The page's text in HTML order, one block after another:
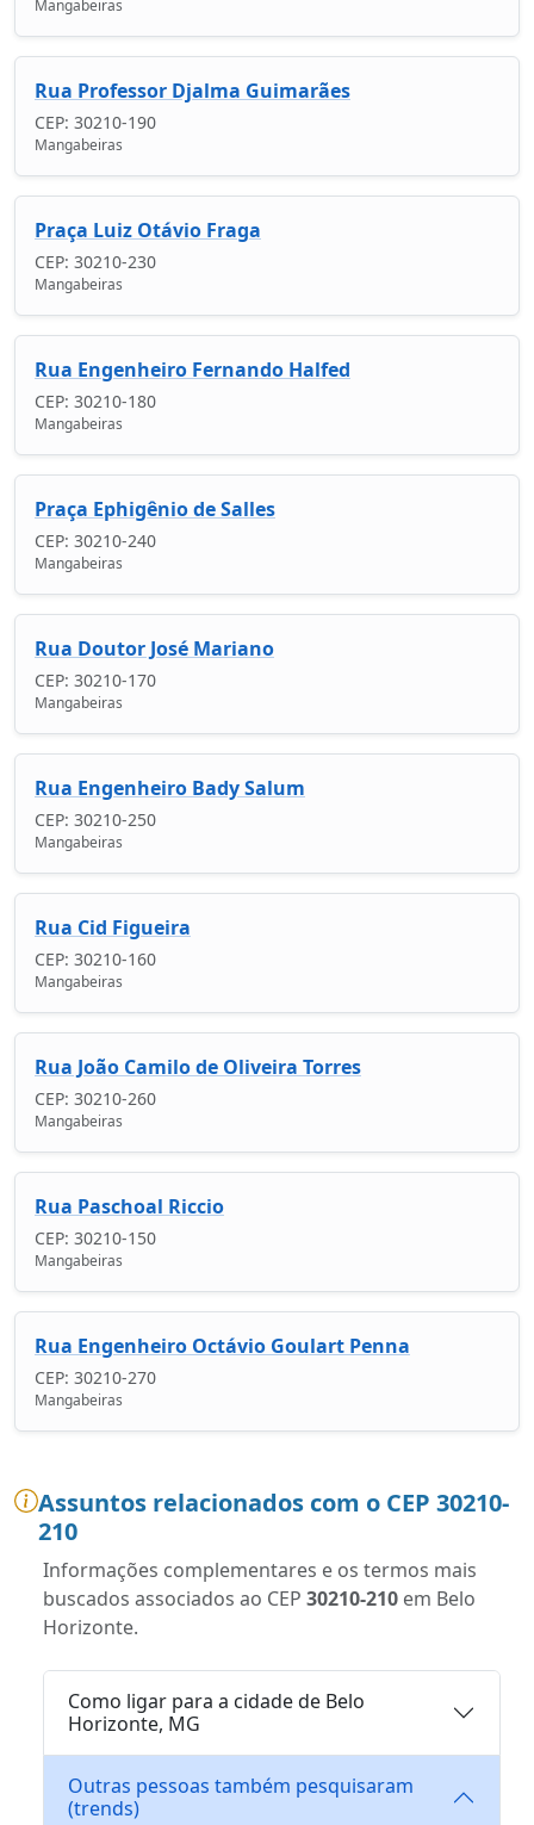
Mangabeiras
Rua Professor Djalma Guimarães
CEP: 30210-190
Mangabeiras
Praça Luiz Otávio Fraga
CEP: 30210-230
Mangabeiras
Rua Engenheiro Fernando Halfed
CEP: 30210-180
Mangabeiras
Praça Ephigênio de Salles
CEP: 30210-240
Mangabeiras
Rua Doutor José Mariano
CEP: 30210-170
Mangabeiras
Rua Engenheiro Bady Salum
CEP: 30210-250
Mangabeiras
Rua Cid Figueira
CEP: 30210-160
Mangabeiras
Rua João Camilo de Oliveira Torres
CEP: 30210-260
Mangabeiras
Rua Paschoal Riccio
CEP: 30210-150
Mangabeiras
Rua Engenheiro Octávio Goulart Penna
CEP: 30210-270
Mangabeiras
Assuntos relacionados com o CEP 30210-
210
Informações complementares e os termos mais
buscados associados ao CEP 30210-210 em Belo
Horizonte.
Como ligar para a cidade de Belo
Horizonte, MG
Outras pessoas também pesquisaram
(trends)